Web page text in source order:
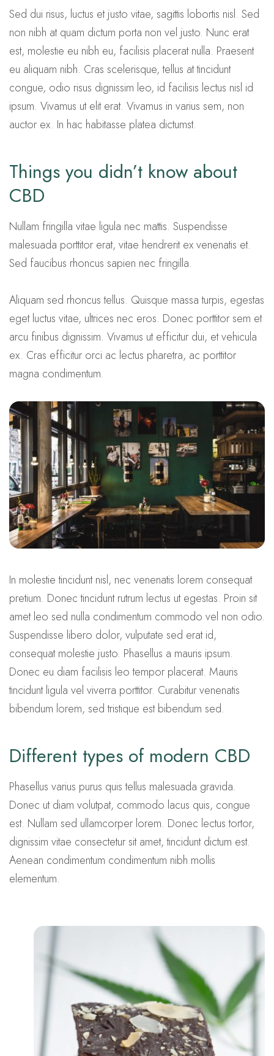
Sed dui risus, luctus et justo vitae, sagittis lobortis nisl. Sed
non nibh at quam dictum porta non vel justo. Nunc erat
est, molestie eu nibh eu, facilisis placerat nulla. Praesent
eu aliquam nibh. Cras scelerisque, tellus at tincidunt
congue, odio risus dignissim leo, id facilisis lectus nisl id
ipsum. Vivamus ut elit erat. Vivamus in varius sem, non
auctor ex. In hac habitasse platea dictumst.
Things you didn’t know about
CBD
Nullam fringilla vitae ligula nec mattis. Suspendisse
malesuada porttitor erat, vitae hendrerit ex venenatis et.
Sed faucibus rhoncus sapien nec fringilla.
Aliquam sed rhoncus tellus. Quisque massa turpis, egestas
eget luctus vitae, ultrices nec eros. Donec porttitor sem et
arcu finibus dignissim. Vivamus ut efficitur dui, et vehicula
ex. Cras efficitur orci ac lectus pharetra, ac porttitor
magna condimentum.
In molestie tincidunt nisl, nec venenatis lorem consequat
pretium. Donec tincidunt rutrum lectus ut egestas. Proin sit
amet leo sed nulla condimentum commodo vel non odio.
Suspendisse libero dolor, vulputate sed erat id,
consequat molestie justo. Phasellus a mauris ipsum.
Donec eu diam facilisis leo tempor placerat. Mauris
tincidunt ligula vel viverra porttitor. Curabitur venenatis
bibendum lorem, sed tristique est bibendum sed.
Different types of modern CBD
Phasellus varius purus quis tellus malesuada gravida.
Donec ut diam volutpat, commodo lacus quis, congue
est. Nullam sed ullamcorper lorem. Donec lectus tortor,
dignissim vitae consectetur sit amet, tincidunt dictum est.
Aenean condimentum condimentum nibh mollis
elementum.